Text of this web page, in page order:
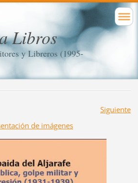
Libros
y Libreros (1995-
Siguiente
de imágenes